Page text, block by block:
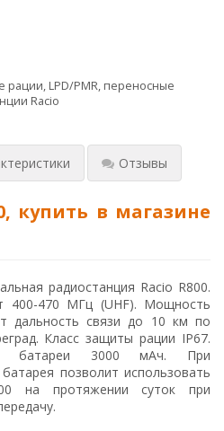
рации, LPD/PMR, переносные
Racio
Отзывы
купить в магазине
радиостанция Racio R800.
400-470 МГц (UHF). Мощность
дальность связи до 10 км по
Класс защиты рации IP67.
батареи 3000 мАч. При
позволит использовать
на протяжении суток при